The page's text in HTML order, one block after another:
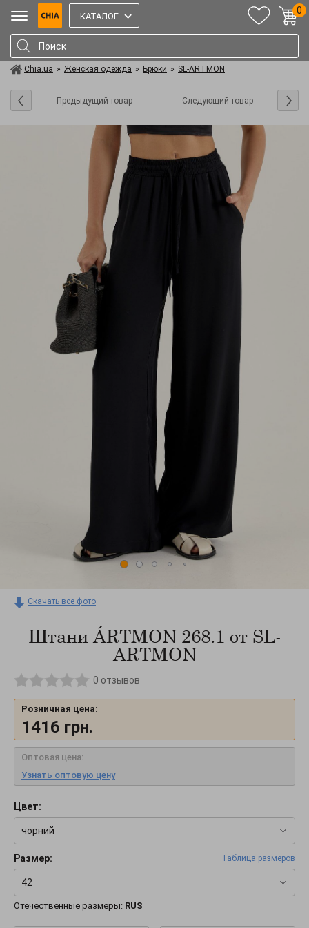
КАТАЛОГ
0
Chia.ua » Женская одежда » Брюки » SL-ARTMON
Предыдущий товар Следующий товар
Скачать все фото
Штани ÁRTMON 268.1 от SL-
ARTMON
0 отзывов
Розничная цена:
1416 грн.
Оптовая цена:
Узнать оптовую цену
Цвет:
чорний
Размер: Таблица размеров
42
Отечественные размеры: RUS